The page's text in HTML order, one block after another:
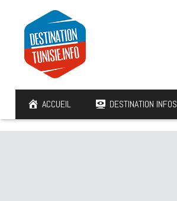
ACCUEIL DESTINATION INFOS